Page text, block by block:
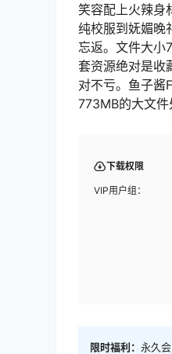
笑容配上火辣身
纯校服到妩媚晚
忘返。文件大小
套资源绝对是收
对不亏。鱼子酱
773MB的大文
下载权限
VIP用户组：
限时福利： 永久